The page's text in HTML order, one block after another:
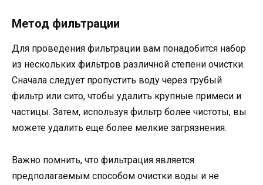
Метод фильтрации
Для проведения фильтрации вам понадобится набор
из нескольких фильтров различной степени очистки.
Сначала следует пропустить воду через грубый
фильтр или сито, чтобы удалить крупные примеси и
частицы. Затем, используя фильтр более чистоты, вы
можете удалить еще более мелкие загрязнения.
Важно помнить, что фильтрация является
предполагаемым способом очистки воды и не